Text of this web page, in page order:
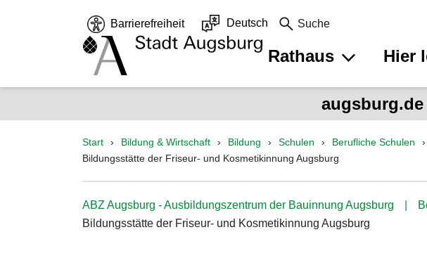
Barrierefreiheit Deutsch Suche
Rathaus Hier
Start Bildung & Wirtschaft Bildung Schulen Berufliche Schulen
Bildungsstätte der Friseur- und Kosmetikinnung Augsburg
ABZ Augsburg - Ausbildungszentrum der Bauinnung Augsburg
Bildungsstätte der Friseur- und Kosmetikinnung Augsburg